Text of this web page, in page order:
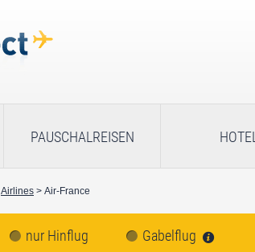
PAUSCHALREISEN HOTEL
Airlines > Air-France
nur Hinflug Gabelflug